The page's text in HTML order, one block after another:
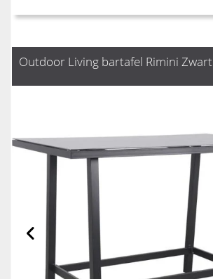
Outdoor Living bartafel Rimini Zwart